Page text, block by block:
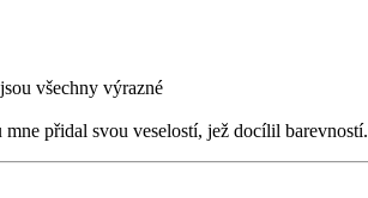
všechny výrazné
přidal svou veselostí, jež docílil barevností.